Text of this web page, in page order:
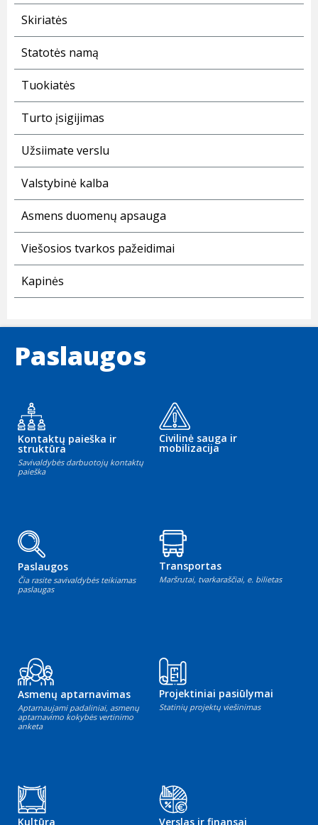
Skiriatės
Statotės namą
Tuokiatės
Turto įsigijimas
Užsiimate verslu
Valstybinė kalba
Asmens duomenų apsauga
Viešosios tvarkos pažeidimai
Kapinės
Paslaugos
Kontaktų paieška ir
struktūra
Savivaldybės darbuotojų kontaktų
paieška
Civilinė sauga ir
mobilizacija
Paslaugos
Čia rasite savivaldybės teikiamas
paslaugas
Transportas
Maršrutai, tvarkaraščiai, e. bilietas
Asmenų aptarnavimas
Aptarnaujami padaliniai, asmenų
aptarnavimo kokybės vertinimo
anketa
Projektiniai pasiūlymai
Statinių projektų viešinimas
Kultūra Verslas ir finansai